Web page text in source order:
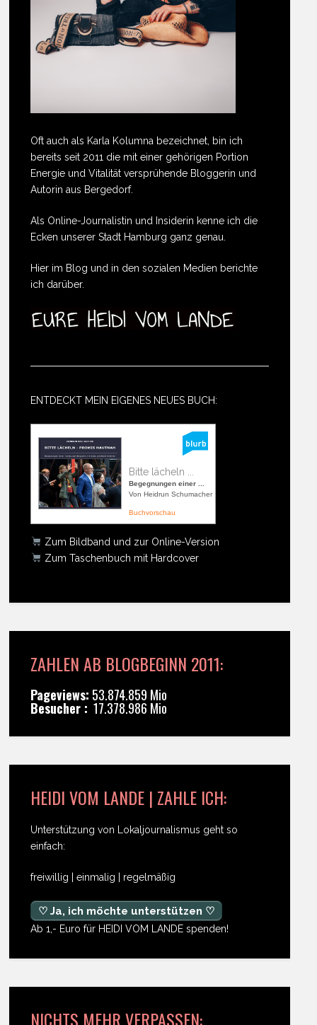
Oft auch als Karla Kolumna bezeichnet, bin ich
bereits seit 2011 die mit einer gehörigen Portion
Energie und Vitalität versprühende Bloggerin und
Autorin aus Bergedorf.
Als Online-Journalistin und Insiderin kenne ich die
Ecken unserer Stadt Hamburg ganz genau.
Hier im Blog und in den sozialen Medien berichte
ich darüber.
ENTDECKT MEIN EIGENES NEUES BUCH:
Bitte lächeln ...
Begegnungen einer ...
Von Heidrun Schumacher
Buchvorschau
Zum Bildband und zur Online-Version
Zum Taschenbuch mit Hardcover
ZAHLEN AB BLOGBEGINN 2011:
Pageviews: 53.874.859 Mio
Besucher : 17.378.986 Mio
HEIDI VOM LANDE | ZAHLE ICH:
Unterstützung von Lokaljournalismus geht so
einfach:
freiwillig | einmalig | regelmäßig
♡ Ja, ich möchte unterstützen ♡
Ab 1,- Euro für HEIDI VOM LANDE spenden!
NICHTS MEHR VERPASSEN: